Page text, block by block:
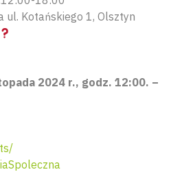
ul. Kotańskiego 1, Olsztyn
2024 r., godz. 12:00. –